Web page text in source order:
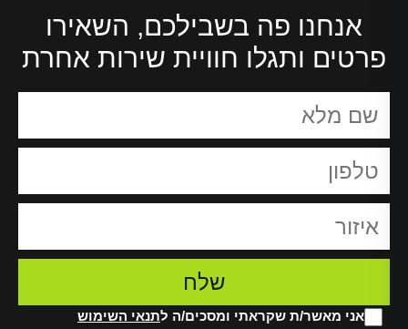
אנחנו פה בשבילכם, השאירו
פרטים ותגלו חוויית שירות אחרת
אני מאשר/ת שקראתי ומסכים/ה לתנאי השימוש